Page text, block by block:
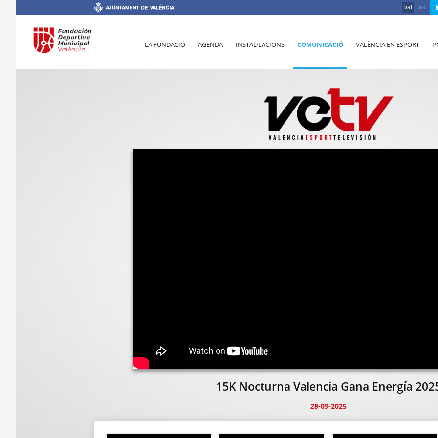
val es
LA FUNDACIÓ AGENDA INSTAL·LACIONS COMUNICACIÓ VALÈNCIA EN ESPORT
15K Nocturna Valencia Gana Energía
28-09-2025